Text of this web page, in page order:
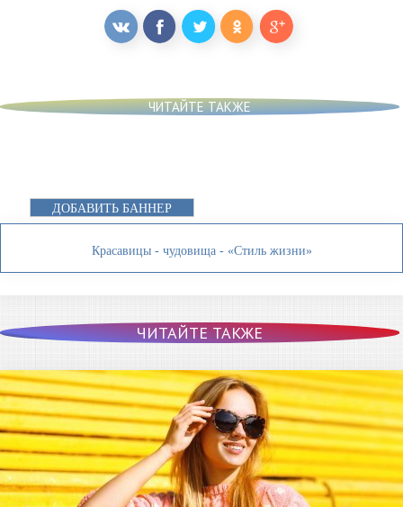
ЧИТАЙТЕ ТАКЖЕ
ДОБАВИТЬ БАННЕР
Красавицы - чудовища - «Стиль жизни»
ЧИТАЙТЕ ТАКЖЕ